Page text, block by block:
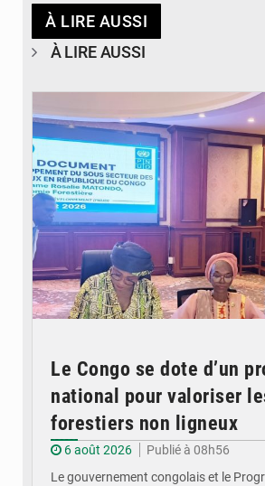
À LIRE AUSSI
À LIRE AUSSI
Le Congo se dote d’un
national pour valoriser
forestiers non ligneux
6 août 2026
Publié à 08h56
Le gouvernement congolais et le